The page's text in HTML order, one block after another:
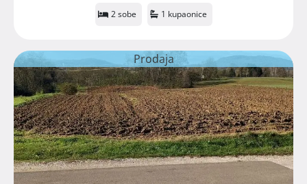
2 sobe 1 kupaonice
Prodaja